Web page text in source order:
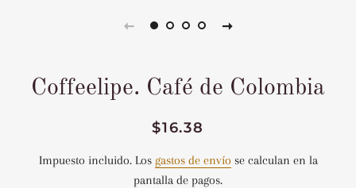
Coffeelipe. Café de Colombia
Precio
Precio
venta
$16.38
Impuesto incluido. Los gastos de envío se calculan en la
pantalla de pagos.